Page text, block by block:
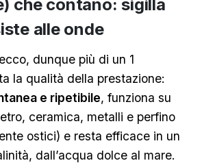
che contano: sigilla
alle onde
dunque più di un 1
la qualità della prestazione:
e ripetibile, funziona su
ceramica, metalli e perfino
ostici) e resta efficace in un
dall’acqua dolce al mare.